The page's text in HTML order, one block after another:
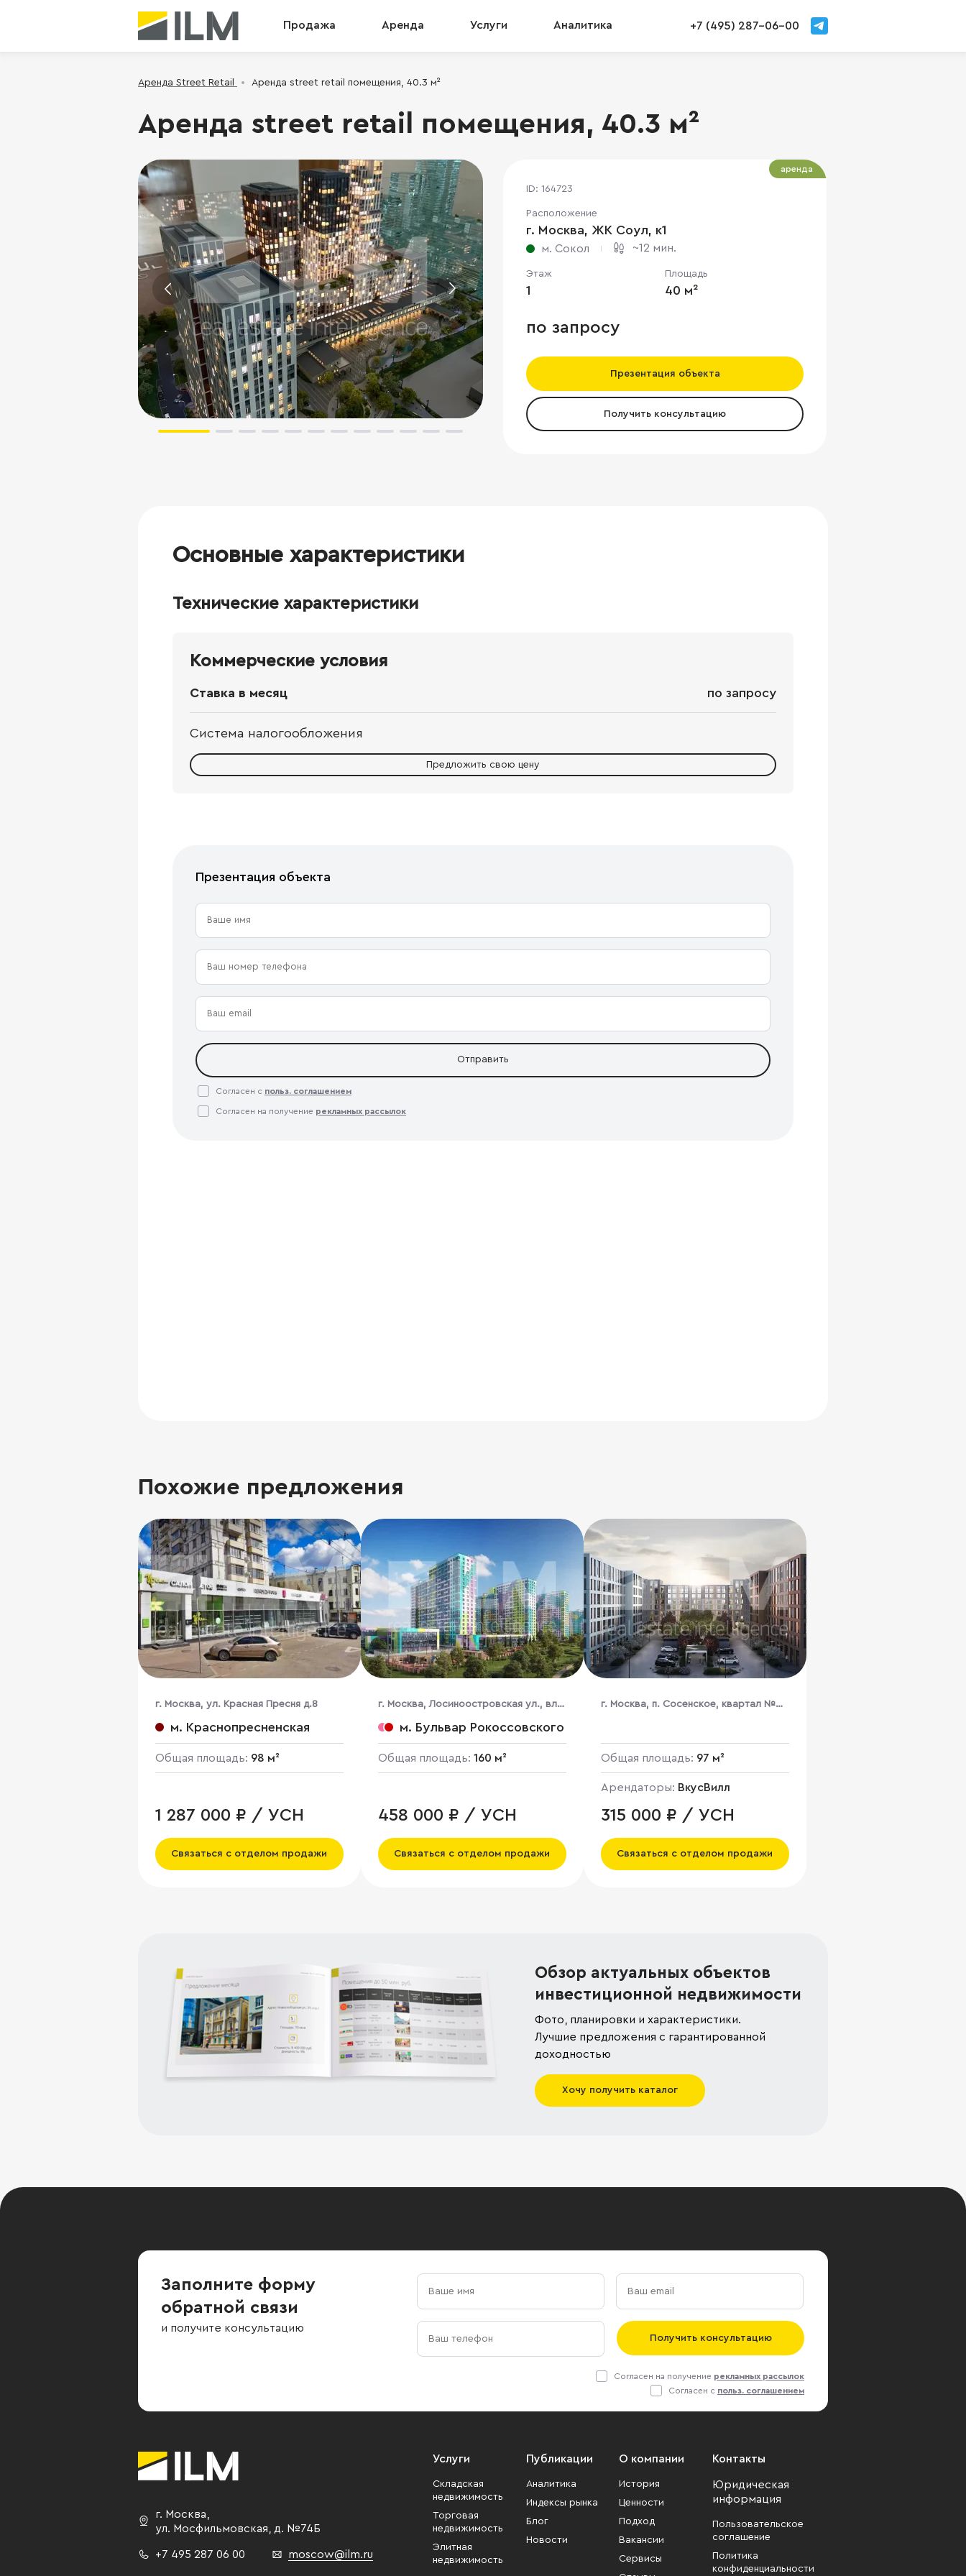
Продажа Аренда Услуги Аналитика +7 (495) 287-06-00
Аренда Street Retail Аренда street retail помещения, 40.3 м²
Аренда street retail помещения, 40.3 м²
ID: 164723
Расположение
г. Москва, ЖК Соул, к1
м. Сокол ~12 мин.
Этаж
1
Площадь
40 м²
по запросу
Презентация объекта
Получить консультацию
аренда
Основные характеристики
Технические характеристики
Коммерческие условия
Ставка в месяц по запросу
Система налогообложения
Предложить свою цену
Презентация объекта
Отправить
Согласен с польз. соглашением
Согласен на получение рекламных рассылок
Похожие предложения
г. Москва, ул. Красная Пресня д.8
м. Краснопресненская
Общая площадь: 98 м²
1 287 000 ₽ / УСН
Связаться с отделом продажи
г. Москва, Лосиноостровская ул., вл.
45, корпус 3
м. Бульвар Рокоссовского
Общая площадь: 160 м²
458 000 ₽ / УСН
Связаться с отделом продажи
г. Москва, п. Сосенское, квартал №
Общая площадь: 97 м²
Арендаторы: ВкусВилл
315 000 ₽ / УСН
Связаться с отделом продажи
Обзор актуальных объектов
инвестиционной недвижимости
Фото, планировки и характеристики.
Лучшие предложения с гарантированной
доходностью
Хочу получить каталог
Заполните форму
обратной связи
и получите консультацию
Получить консультацию
Согласен на получение рекламных рассылок
Согласен с польз. соглашением
г. Москва,
ул. Мосфильмовская, д. №74Б
+7 495 287 06 00 moscow@ilm.ru
Услуги
Складская
недвижимость
Торговая
недвижимость
Элитная
недвижимость
Публикации
Аналитика
Индексы рынка
Блог
Новости
О компании
История
Ценности
Подход
Вакансии
Сервисы
Контакты
Юридическая
информация
Пользовательское
соглашение
Политика
конфиденциальности